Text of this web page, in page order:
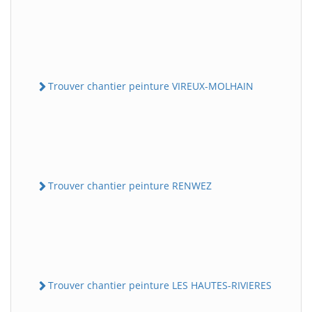
Trouver chantier peinture VIREUX-MOLHAIN
Trouver chantier peinture RENWEZ
Trouver chantier peinture LES HAUTES-RIVIERES